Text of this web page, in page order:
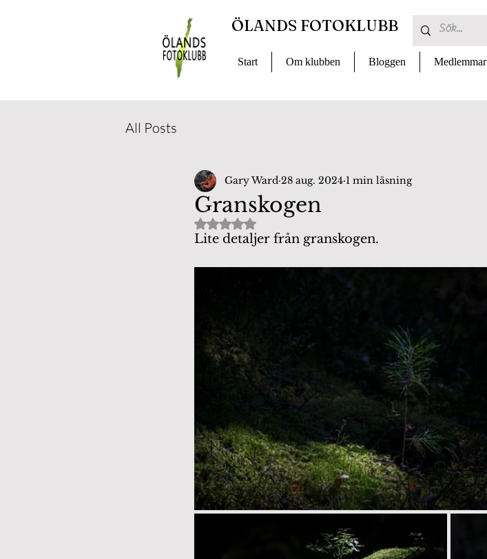
Start Om klubben Bloggen Medlemmar
ÖLANDS FOTOKLUBB
All Posts
Granskogen
Gary Ward 28 aug. 2024 1 min läsning
Betygsatt till NaN av 5 stjärnor.
Lite detaljer från granskogen.